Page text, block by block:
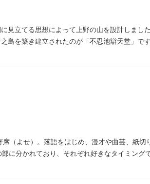
見立てる思想によって上野の山を設計しまし
島を築き建立されたのが「不忍池辯天堂」で
天」とも書くことから、金運上昇といったご
天は、8本の腕に煩悩を破壊する武器をお持ち
祭」で目にすることができます。
福神とは別の「大黒天」も祀られています。
（よせ）。落語をはじめ、漫才や曲芸、紙切
に分かれており、それぞれ好きなタイミング